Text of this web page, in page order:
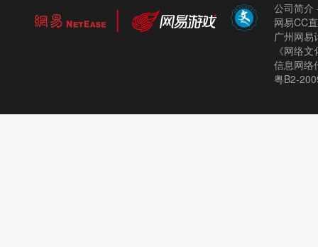
公司简介
网易CC
广州网
《网络
信息网络
粤B2-